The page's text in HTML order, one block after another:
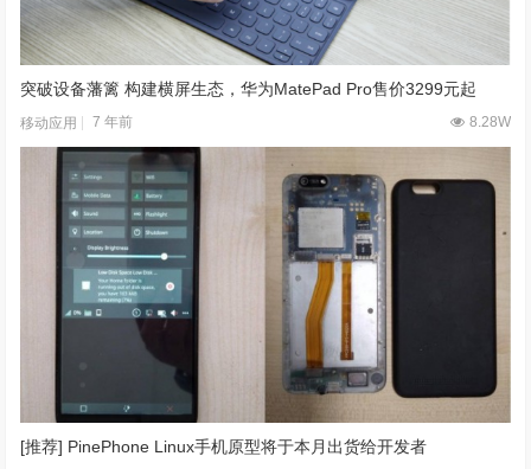
突破设备藩篱 构建横屏生态，华为MatePad Pro售价3299元起
移动应用 7 年前 8.28W
[推荐] PinePhone Linux手机原型将于本月出货给开发者